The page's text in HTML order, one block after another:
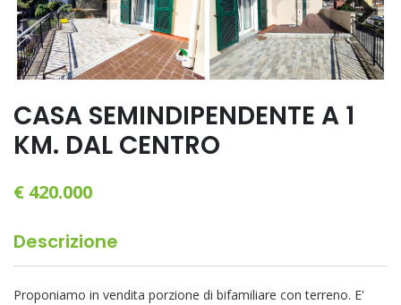
Next
CASA SEMINDIPENDENTE A 1
KM. DAL CENTRO
€ 420.000
Descrizione
Proponiamo in vendita porzione di bifamiliare con terreno. E'